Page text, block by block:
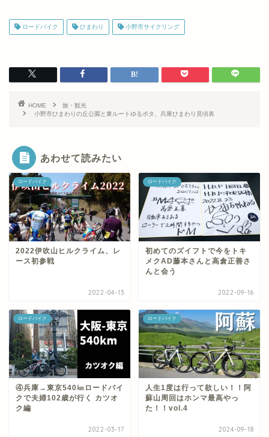
ロードバイク ひまわり 小野市サイクリング
HOME
旅・観光
小野市ひまわりの丘公園と東ルートゆるポタ、兵庫ひまわり見頃表
あわせて読みたい
ロードバイク
2022伊吹山ヒルクライム、レ
ース初参戦
2022-04-13
ロードバイク
初めてのズイフトで今をトキ
メクAD藤本さんと高倉正善さ
んと会う
2022-09-16
ロードバイク
④兵庫→東京540㎞ロードバイ
クで夫婦102歳が行く カツオ
ク編
2022-03-17
ロードバイク
人生1度は行って欲しい！！阿
蘇山周回はホンマ最高やっ
た！！vol.4
2024-09-18